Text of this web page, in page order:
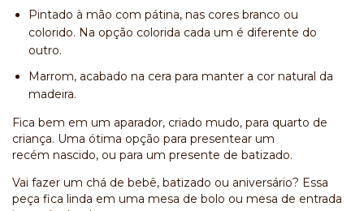
Pintado à mão com pátina, nas cores branco ou
colorido. Na opção colorida cada um é diferente do
outro.
Marrom, acabado na cera para manter a cor natural da
madeira.
Fica bem em um aparador, criado mudo, para quarto de
criança. Uma ótima opção para presentear um
recém nascido, ou para um presente de batizado.
Vai fazer um chá de bebê, batizado ou aniversário? Essa
peça fica linda em uma mesa de bolo ou mesa de entrada